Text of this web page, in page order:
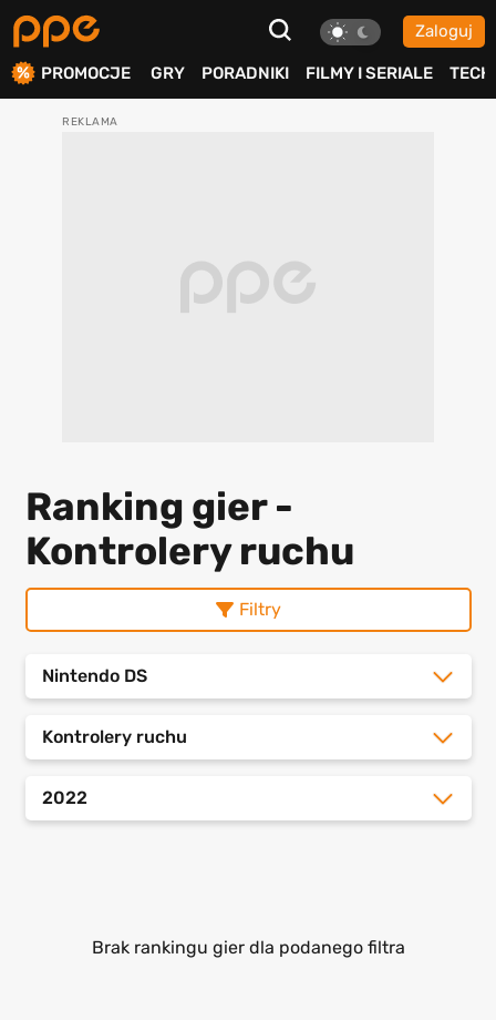
Zaloguj
PROMOCJE GRY PORADNIKI FILMY I SERIALE TECH
Ranking gier -
Kontrolery ruchu
Filtry
Nintendo DS
Kontrolery ruchu
2022
Brak rankingu gier dla podanego filtra